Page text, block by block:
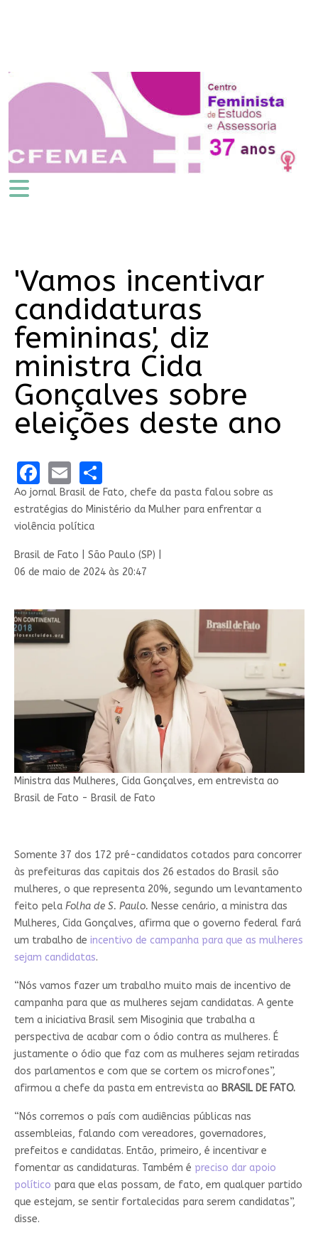
'Vamos incentivar
candidaturas
femininas', diz
ministra Cida
Gonçalves sobre
eleições deste ano
Facebook
EmailShare
Ao jornal Brasil de Fato, chefe da pasta falou sobre as
estratégias do Ministério da Mulher para enfrentar a
violência política
Brasil de Fato | São Paulo (SP) |
06 de maio de 2024 às 20:47
Ministra das Mulheres, Cida Gonçalves, em entrevista ao
Brasil de Fato - Brasil de Fato
Somente 37 dos 172 pré-candidatos cotados para concorrer
às prefeituras das capitais dos 26 estados do Brasil são
mulheres, o que representa 20%, segundo um levantamento
feito pela Folha de S. Paulo. Nesse cenário, a ministra das
Mulheres, Cida Gonçalves, afirma que o governo federal fará
um trabalho de incentivo de campanha para que as mulheres
sejam candidatas.
“Nós vamos fazer um trabalho muito mais de incentivo de
campanha para que as mulheres sejam candidatas. A gente
tem a iniciativa Brasil sem Misoginia que trabalha a
perspectiva de acabar com o ódio contra as mulheres. É
justamente o ódio que faz com as mulheres sejam retiradas
dos parlamentos e com que se cortem os microfones”,
afirmou a chefe da pasta em entrevista ao BRASIL DE FATO.
“Nós corremos o país com audiências públicas nas
assembleias, falando com vereadores, governadores,
prefeitos e candidatas. Então, primeiro, é incentivar e
fomentar as candidaturas. Também é preciso dar apoio
político para que elas possam, de fato, em qualquer partido
que estejam, se sentir fortalecidas para serem candidatas”,
disse.